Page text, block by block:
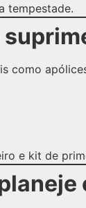
tempestade.
como
e kit de